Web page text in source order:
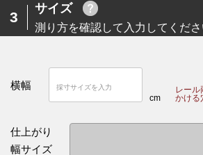
3
サイズ
測り方を確認して入力してくださ
横幅
cm
レール
かける
仕上がり
幅サイズ